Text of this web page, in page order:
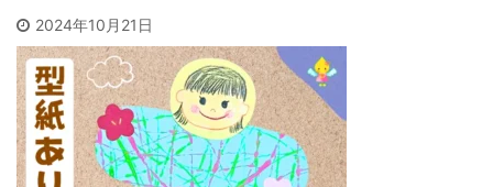
2024年10月21日